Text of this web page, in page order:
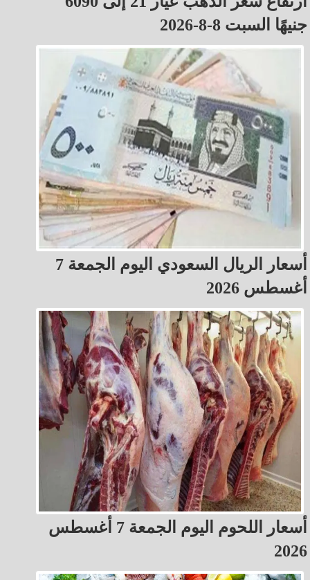
جنيهًا السبت 8-8-2026
أسعار الريال السعودي اليوم الجمعة 7
أغسطس 2026
أسعار اللحوم اليوم الجمعة 7 أغسطس
2026